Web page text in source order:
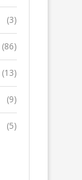
(3)
(86)
(13)
(9)
(5)